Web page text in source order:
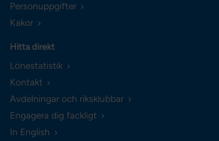
Personuppgifter
Kakor
Hitta direkt
Lönestatistik
Kontakt
Avdelningar och riksklubbar
Engagera dig fackligt
In English